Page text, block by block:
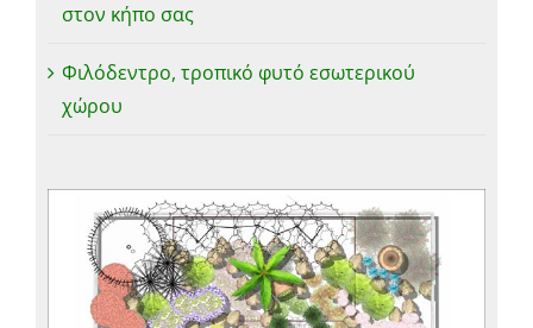
στον κήπο σας
Φιλόδεντρο, τροπικό φυτό εσωτερικού
χώρου